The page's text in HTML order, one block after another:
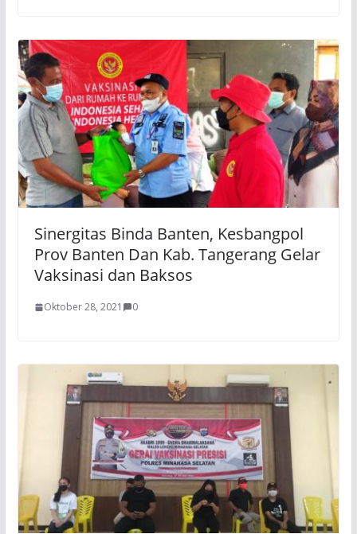
Sinergitas Binda Banten, Kesbangpol
Prov Banten Dan Kab. Tangerang Gelar
Vaksinasi dan Baksos
Oktober 28, 2021 0